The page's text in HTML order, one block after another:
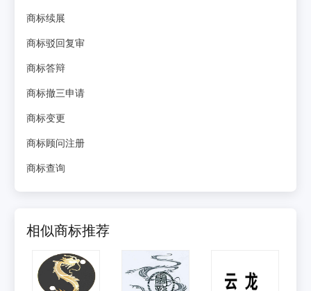
商标续展
商标驳回复审
商标答辩
商标撤三申请
商标变更
商标顾问注册
商标查询
相似商标推荐